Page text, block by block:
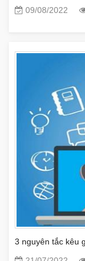
09/08/2022
3 nguyên tắc kêu